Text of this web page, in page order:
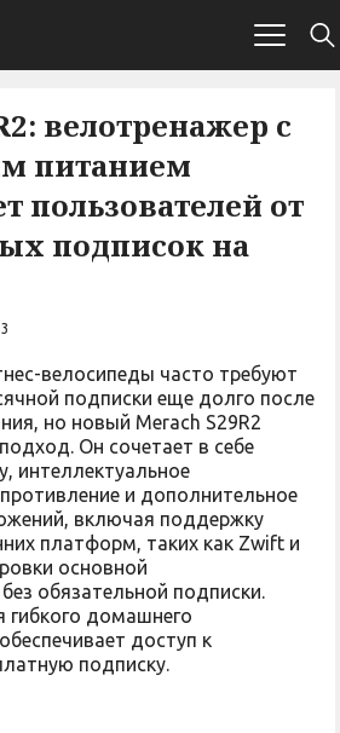
велотренажер с
питанием
пользователей от
подписок на
велосипеды часто требуют
подписки еще долго после
но новый Merach S29R2
Он сочетает в себе
интеллектуальное
и дополнительное
включая поддержку
платформ, таких как Zwift и
основной
обязательной подписки.
гибкого домашнего
доступ к
подписку.